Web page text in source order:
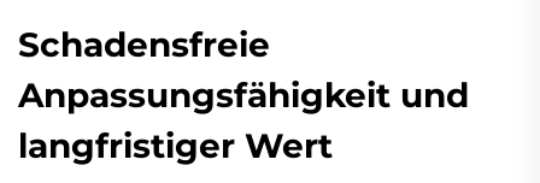
Schadensfreie
Anpassungsfähigkeit und
langfristiger Wert